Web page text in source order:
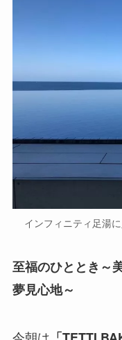
インフィニティ足湯
至福のひととき～
夢見心地～